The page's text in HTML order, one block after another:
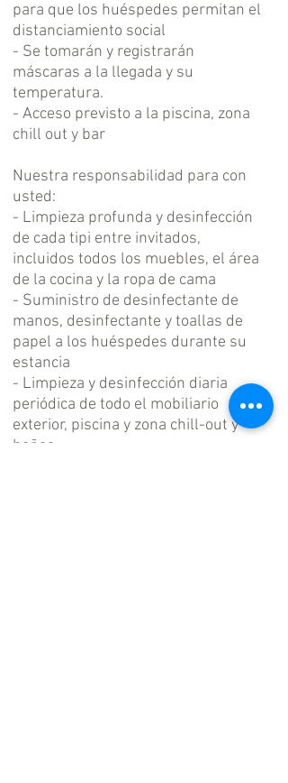
para que los huéspedes permitan el
distanciamiento social
- Se tomarán y registrarán
máscaras a la llegada y su
temperatura.
- Acceso previsto a la piscina, zona
chill out y bar
Nuestra responsabilidad para con
usted:
- Limpieza profunda y desinfección
de cada tipi entre invitados,
incluidos todos los muebles, el área
de la cocina y la ropa de cama
- Suministro de desinfectante de
manos, desinfectante y toallas de
papel a los huéspedes durante su
estancia
- Limpieza y desinfección diaria
periódica de todo el mobiliario
exterior, piscina y zona chill-out y
baños